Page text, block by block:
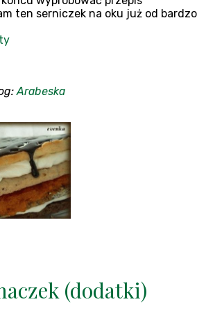
ten serniczek na oku już od bardzo
Arabeska
(dodatki)